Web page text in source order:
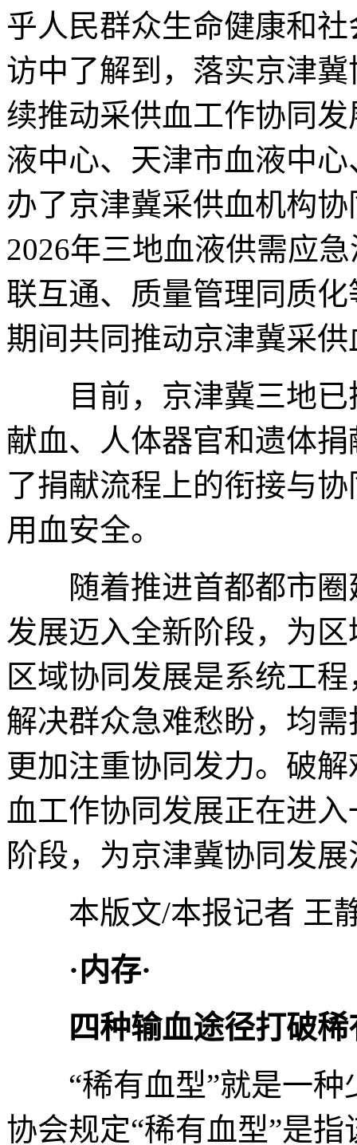
乎人民群众生命健康和
访中了解到，落实京津
续推动采供血工作协同
液中心、天津市血液中
办了京津冀采供血机构
2026年三地血液供需应
联互通、质量管理同质
期间共同推动京津冀采
目前，京津冀三地已
献血、人体器官和遗体
了捐献流程上的衔接与
用血安全。
随着推进首都都市圈
发展迈入全新阶段，为
区域协同发展是系统工
解决群众急难愁盼，均
更加注重协同发力。破
血工作协同发展正在进
阶段，为京津冀协同发
本版文/本报记者 王静
·内存·
四种输血途径打破
“稀有血型”就是一种
协会规定“稀有血型”是